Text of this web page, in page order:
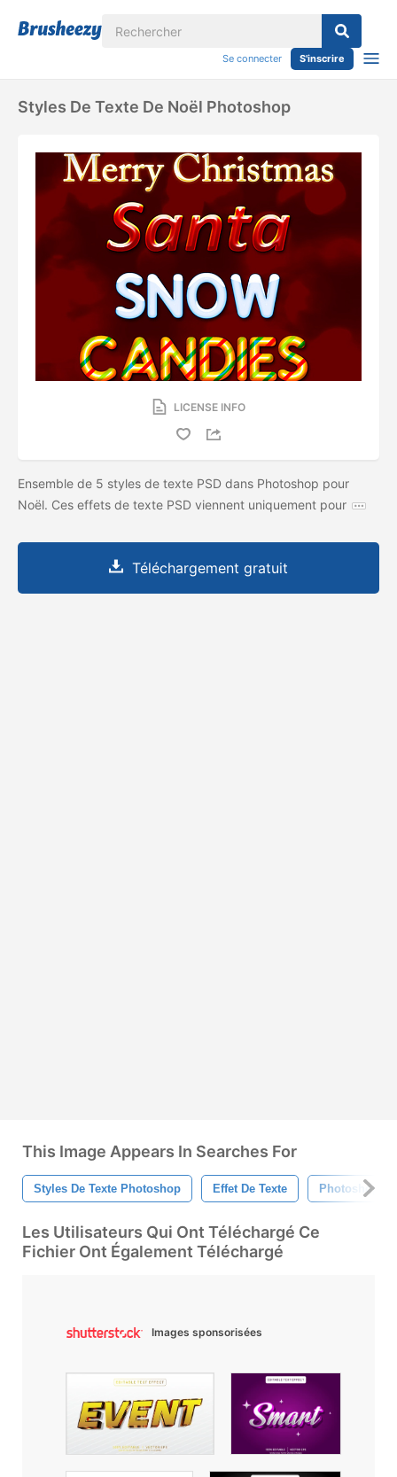
Se connecter S'inscrire
Styles De Texte De Noël Photoshop
LICENSE INFO
Ensemble de 5 styles de texte PSD dans Photoshop pour
Noël. Ces effets de texte PSD viennent uniquement pour
Téléchargement gratuit
This Image Appears In Searches For
Styles De Texte Photoshop Effet De Texte Photoshop
Les Utilisateurs Qui Ont Téléchargé Ce
Fichier Ont Également Téléchargé
Images sponsorisées